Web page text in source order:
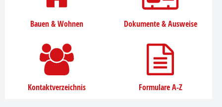
Bauen & Wohnen Dokumente & Ausweise
Kontaktverzeichnis Formulare A-Z